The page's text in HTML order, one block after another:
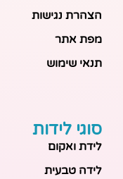
הצהרת נגישות
מפת אתר
תנאי שימוש
סוגי לידות
לידת ואקום
לידה טבעית